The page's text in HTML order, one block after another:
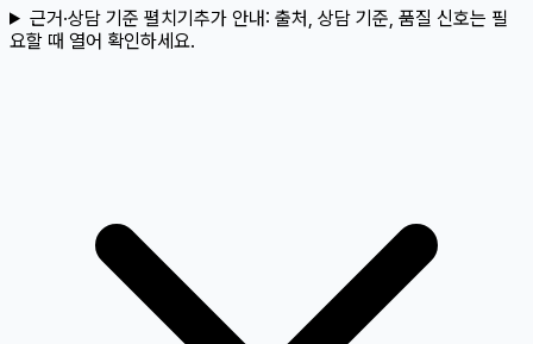
근거·상담 기준 펼치기추가 안내: 출처, 상담 기준, 품질 신호는 필
요할 때 열어 확인하세요.